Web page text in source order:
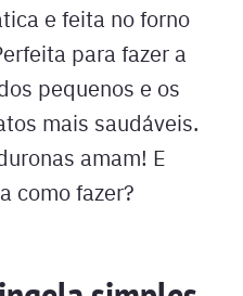
e feita no forno
para fazer a
pequenos e os
mais saudáveis.
amam! E
como fazer?